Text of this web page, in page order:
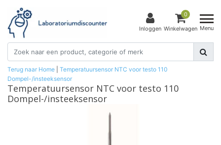
Inloggen
0
Winkelwagen Menu
Terug naar Home
Temperatuursensor NTC voor testo 110
Dompel-/insteeksensor
Temperatuursensor NTC voor testo 110
Dompel-/insteeksensor